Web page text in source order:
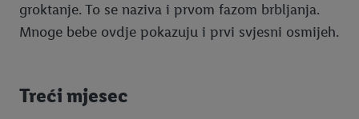
groktanje. To se naziva i prvom fazom brbljanja.
Mnoge bebe ovdje pokazuju i prvi svjesni osmijeh.
Treći mjesec